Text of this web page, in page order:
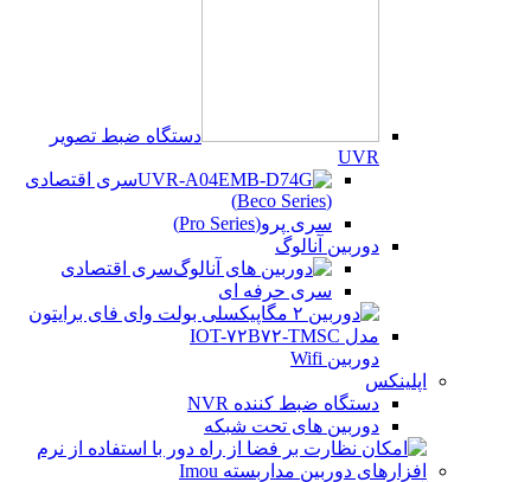
دستگاه ضبط تصویر
UVR
سری اقتصادی
(Beco Series)
سری پرو(Pro Series)
دوربین آنالوگ
سری اقتصادی
سری حرفه ای
دوربین Wifi
اپلینکس
دستگاه ضبط کننده NVR
دوربین های تحت شبکه